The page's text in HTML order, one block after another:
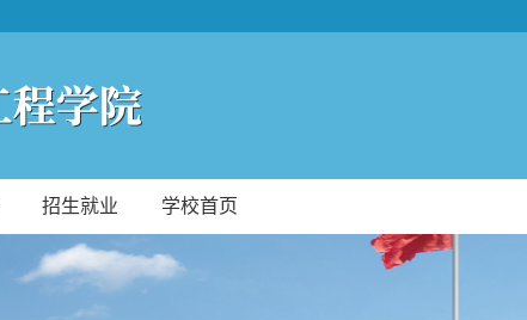
招生就业 学校首页